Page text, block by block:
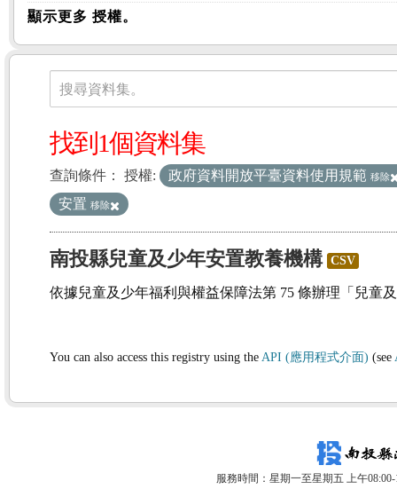
顯示更多 授權。
資料集
搜尋資料集。
找到1個資料集
查詢條件： 授權: 政府資料開放平臺資料使用規範 移除
安置 移除
南投縣兒童及少年安置教養機構 CSV
依據兒童及少年福利與權益保障法第 75 條辦理「兒童
You can also access this registry using the API (應用程式介面) (see
服務時間：星期一至星期五 上午